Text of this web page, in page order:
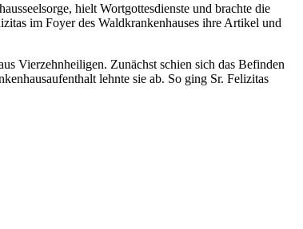
hielt Wortgottesdienste und brachte die
im Foyer des Waldkrankenhauses ihre Artikel und
Vierzehnheiligen. Zunächst schien sich das Befinden
lehnte sie ab. So ging Sr. Felizitas